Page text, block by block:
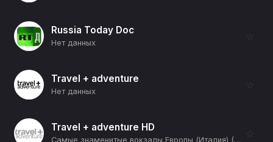
Russia Today Doc
Нет данных
☆
Travel + adventure
Нет данных
☆
Travel + adventure HD
Самые знаменитые вокзалы Европы (Италия) (12+)
☆